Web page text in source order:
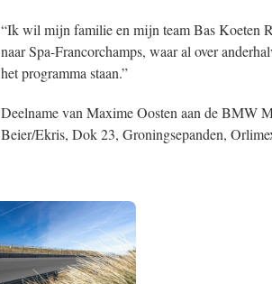
“Ik wil mijn familie en mijn team Bas Koeten
naar Spa-Francorchamps, waar al over
het programma staan.”
Deelname van Maxime Oosten aan de BMW
Beier/Ekris, Dok 23, Groningsepanden,